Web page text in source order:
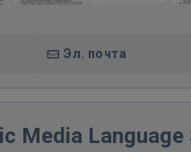
Эл. почта
Media Language